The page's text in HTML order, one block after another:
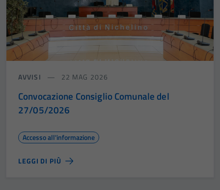
AVVISI 22 MAG 2026
Convocazione Consiglio Comunale del
27/05/2026
Accesso all'informazione
LEGGI DI PIÙ